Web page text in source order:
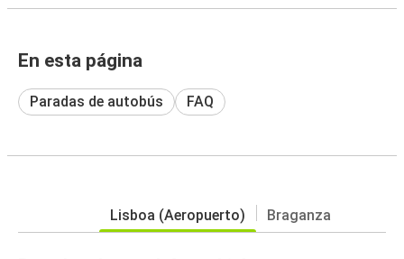
En esta página
Paradas de autobús FAQ
Lisboa (Aeropuerto) Braganza